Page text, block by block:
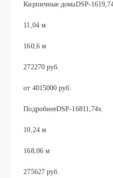
Кирпичные домаDSP-
11,04 м
160,6 м
272270 руб.
от 4015000 руб.
ПодробнееDSP-16811,74х
10,24 м
168,06 м
275627 руб.